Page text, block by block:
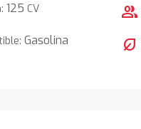
125 CV
Gasolina
group
nest_eco_leaf